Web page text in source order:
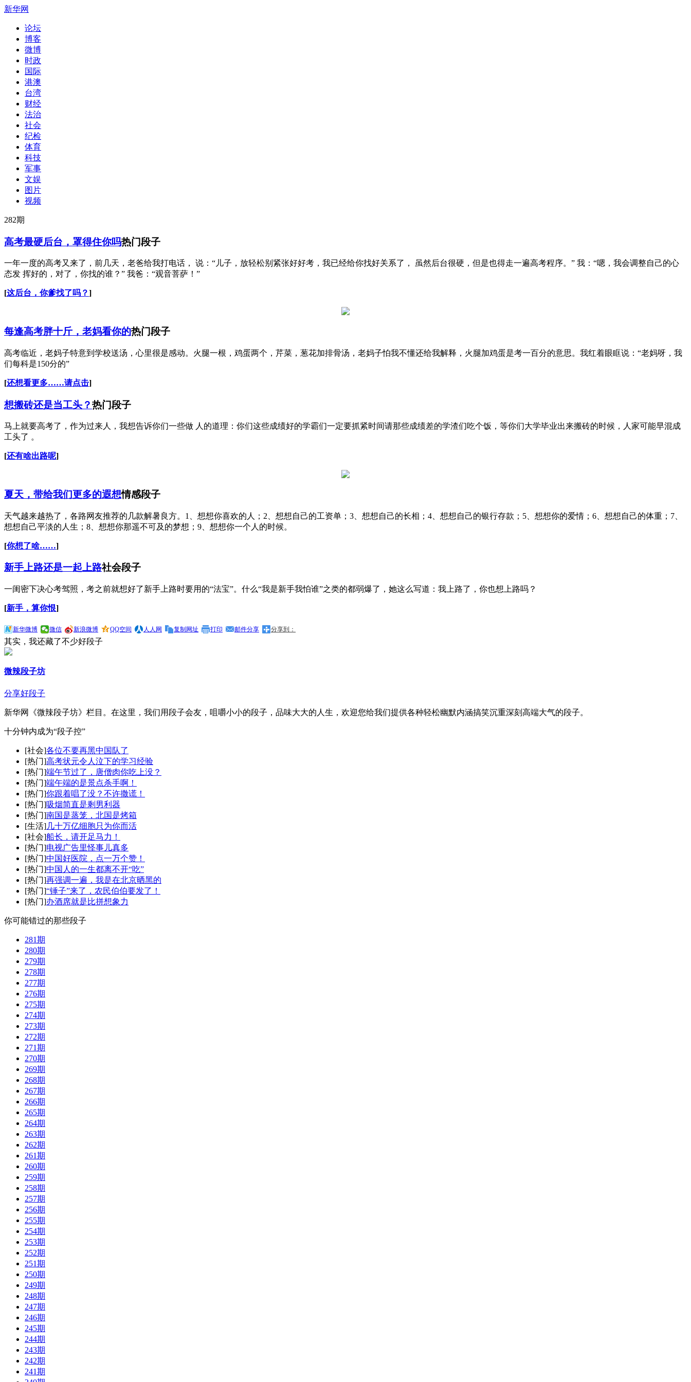
新华网
论坛
博客
微博
时政
国际
港澳
台湾
财经
法治
社会
纪检
体育
科技
军事
文娱
图片
视频
282期
高考最硬后台，罩得住你吗热门段子
一年一度的高考又来了，前几天，老爸给我打电话， 说：“儿子，放轻松别紧张好好考，我已经给你找好关系了， 虽然后台很硬，但是也得走一遍高考程序。” 我：“嗯，我会调整自己的心
态发 挥好的，对了，你找的谁？” 我爸：“观音菩萨！”
[这后台，你爹找了吗？]
每逢高考胖十斤，老妈看你的热门段子
高考临近，老妈子特意到学校送汤，心里很是感动。火腿一根，鸡蛋两个，芹菜，葱花加排骨汤，老妈子怕我不懂还给我解释，火腿加鸡蛋是考一百分的意思。我红着眼眶说：“老妈呀，我
们每科是150分的”
[还想看更多……请点击]
想搬砖还是当工头？热门段子
马上就要高考了，作为过来人，我想告诉你们一些做 人的道理：你们这些成绩好的学霸们一定要抓紧时间请那些成绩差的学渣们吃个饭，等你们大学毕业出来搬砖的时候，人家可能早混成
工头了 。
[还有啥出路呢]
夏天，带给我们更多的遐想情感段子
天气越来越热了，各路网友推荐的几款解暑良方。1、想想你喜欢的人；2、想想自己的工资单；3、想想自己的长相；4、想想自己的银行存款；5、想想你的爱情；6、想想自己的体重；7、
想想自己平淡的人生；8、想想你那遥不可及的梦想；9、想想你一个人的时候。
[你想了啥……]
新手上路还是一起上路社会段子
一闺密下决心考驾照，考之前就想好了新手上路时要用的“法宝”。什么“我是新手我怕谁”之类的都弱爆了，她这么写道：我上路了，你也想上路吗？
[新手，算你恨]
新华微博 微信 新浪微博 QQ空间 人人网 复制网址 打印 邮件分享 分享到：
其实，我还藏了不少好段子
微辣段子坊
分享好段子
新华网《微辣段子坊》栏目。在这里，我们用段子会友，咀嚼小小的段子，品味大大的人生，欢迎您给我们提供各种轻松幽默内涵搞笑沉重深刻高端大气的段子。
十分钟内成为“段子控”
[社会]各位不要再黑中国队了
[热门]高考状元令人泣下的学习经验
[热门]端午节过了，唐僧肉你吃上没？
[热门]端午端的是景点杀手啊！
[热门]你跟着唱了没？不许撒谎！
[热门]吸烟简直是剩男利器
[热门]南国是蒸笼，北国是烤箱
[生活]几十万亿细胞只为你而活
[社会]船长，请开足马力！
[热门]电视广告里怪事儿真多
[热门]中国好医院，点一万个赞！
[热门]中国人的一生都离不开“吃”
[热门]再强调一遍，我是在北京晒黑的
[热门]“锤子”来了，农民伯伯要发了！
[热门]办酒席就是比拼想象力
你可能错过的那些段子
281期
280期
279期
278期
277期
276期
275期
274期
273期
272期
271期
270期
269期
268期
267期
266期
265期
264期
263期
262期
261期
260期
259期
258期
257期
256期
255期
254期
253期
252期
251期
250期
249期
248期
247期
246期
245期
244期
243期
242期
241期